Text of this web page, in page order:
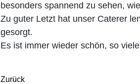
besonders spannend zu sehen,
Zu guter Letzt hat unser Caterer
gesorgt.
Es ist immer wieder schön, so
Zurück